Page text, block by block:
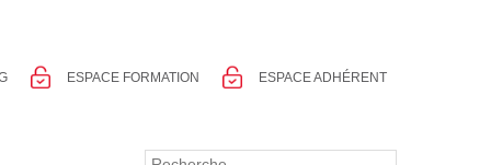
ESPACE FORMATION ESPACE ADHÉRENT